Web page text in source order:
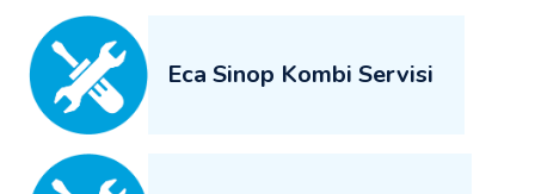
Eca Sinop Kombi Servisi